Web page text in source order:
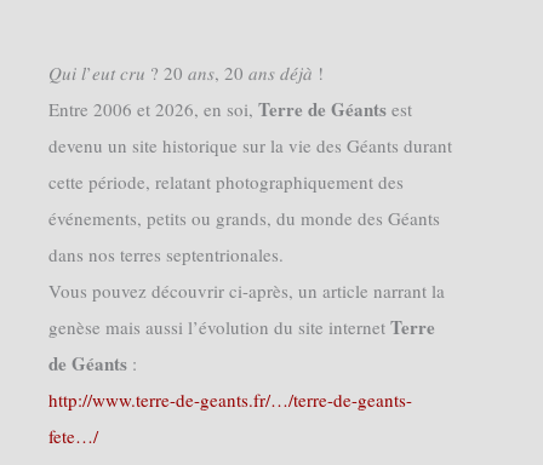
𝑄𝑢𝑖 𝑙’𝑒𝑢𝑡 𝑐𝑟𝑢 ? 20 𝑎𝑛𝑠, 20 𝑎𝑛𝑠 𝑑𝑒́𝑗𝑎̀ !
Entre 2006 et 2026, en soi, Terre de Géants est
devenu un site historique sur la vie des Géants durant
cette période, relatant photographiquement des
événements, petits ou grands, du monde des Géants
dans nos terres septentrionales.
Vous pouvez découvrir ci-après, un article narrant la
genèse mais aussi l’évolution du site internet Terre
de Géants :
http://www.terre-de-geants.fr/…/terre-de-geants-
fete…/